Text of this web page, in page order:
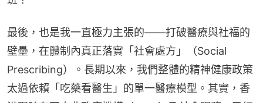
最後，也是我一直極力主張的——打破醫療與社福的
壁壘，在體制內真正落實「社會處方」（Social
Prescribing）。長期以來，我們整體的精神健康政策
太過依賴「吃藥看醫生」的單一醫療模型。其實，香